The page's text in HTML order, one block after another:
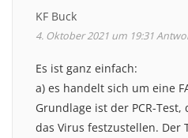
KF Buck
4. Oktober 2021 um 19:31
Es ist ganz einfach:
a) es handelt sich um eine
Grundlage ist der PCR-
das Virus festzustellen. Der